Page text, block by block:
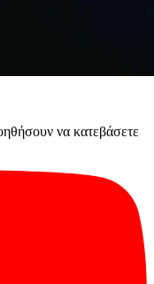
να κατεβάσετε